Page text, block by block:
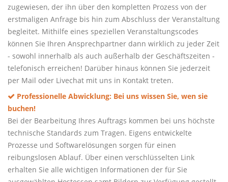
zugewiesen, der ihn über den kompletten Prozess von der
erstmaligen Anfrage bis hin zum Abschluss der Veranstaltung
begleitet. Mithilfe eines speziellen Veranstaltungscodes
können Sie Ihren Ansprechpartner dann wirklich zu jeder Zeit
- sowohl innerhalb als auch außerhalb der Geschäftszeiten -
telefonisch erreichen! Darüber hinaus können Sie jederzeit
per Mail oder Livechat mit uns in Kontakt treten.
Professionelle Abwicklung: Bei uns wissen Sie, wen sie
buchen!
Bei der Bearbeitung Ihres Auftrags kommen bei uns höchste
technische Standards zum Tragen. Eigens entwickelte
Prozesse und Softwarelösungen sorgen für einen
reibungslosen Ablauf. Über einen verschlüsselten Link
erhalten Sie alle wichtigen Informationen der für Sie